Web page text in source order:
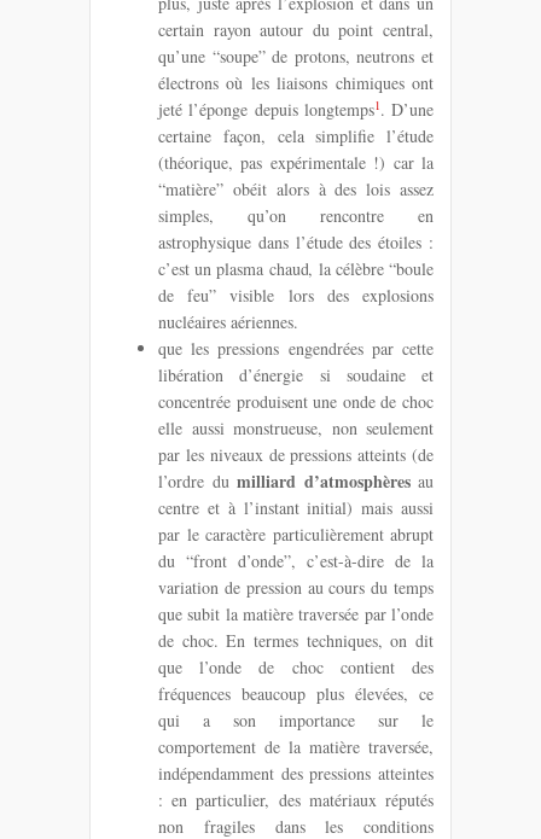
certain rayon autour du point central,
qu’une “soupe” de protons, neutrons et
électrons où les liaisons chimiques ont
jeté l’éponge depuis longtemps1. D’une
certaine façon, cela simplifie l’étude
(théorique, pas expérimentale !) car la
“matière” obéit alors à des lois assez
simples, qu’on rencontre en
astrophysique dans l’étude des étoiles :
c’est un plasma chaud, la célèbre “boule
de feu” visible lors des explosions
nucléaires aériennes.
que les pressions engendrées par cette
libération d’énergie si soudaine et
concentrée produisent une onde de choc
elle aussi monstrueuse, non seulement
par les niveaux de pressions atteints (de
l’ordre du milliard d’atmosphèresau
centre et à l’instant initial) mais aussi
par le caractère particulièrement abrupt
du “front d’onde”, c’est-à-dire de la
variation de pression au cours du temps
que subit la matière traversée par l’onde
de choc. En termes techniques, on dit
que l’onde de choc contient des
fréquences beaucoup plus élevées, ce
qui a son importance sur le
comportement de la matière traversée,
indépendamment des pressions atteintes
: en particulier, des matériaux réputés
non fragiles dans les conditions